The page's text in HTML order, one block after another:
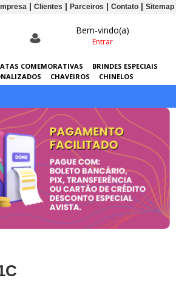
Clientes Parceiros Contato Sitemap
Bem-vindo(a)
Entrar
COMEMORATIVAS
BRINDES ESPECIAIS
CHAVEIROS
CHINELOS
GUARDA-CHUVAS KITS
LANÇAMENTOS